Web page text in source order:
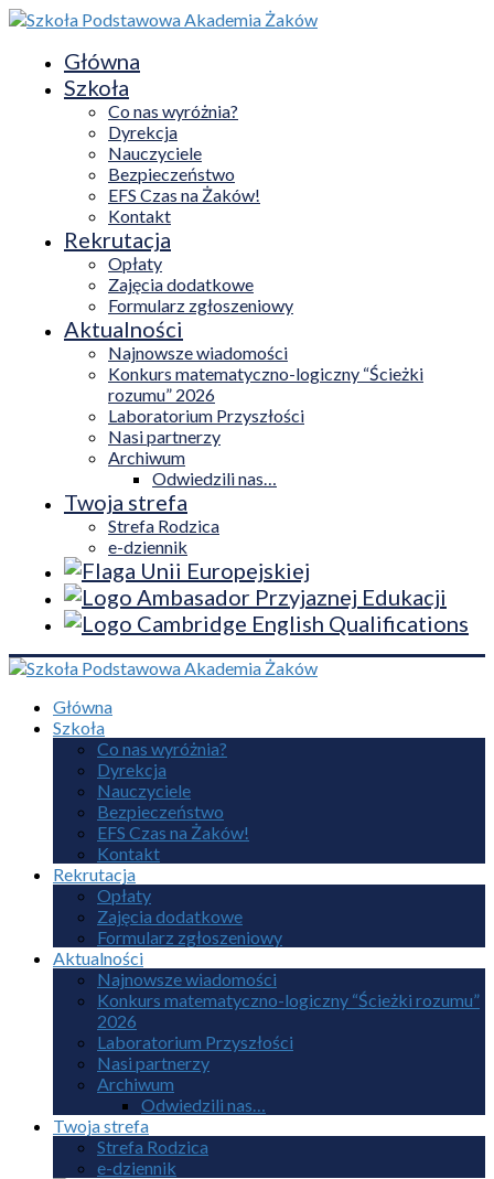
Główna
Szkoła
Co nas wyróżnia?
Dyrekcja
Nauczyciele
Bezpieczeństwo
EFS Czas na Żaków!
Kontakt
Rekrutacja
Opłaty
Zajęcia dodatkowe
Formularz zgłoszeniowy
Aktualności
Najnowsze wiadomości
Konkurs matematyczno-logiczny “Ścieżki
rozumu” 2026
Laboratorium Przyszłości
Nasi partnerzy
Archiwum
Odwiedzili nas…
Twoja strefa
Strefa Rodzica
e-dziennik
Główna
Szkoła
Co nas wyróżnia?
Dyrekcja
Nauczyciele
Bezpieczeństwo
EFS Czas na Żaków!
Kontakt
Rekrutacja
Opłaty
Zajęcia dodatkowe
Formularz zgłoszeniowy
Aktualności
Najnowsze wiadomości
Konkurs matematyczno-logiczny “Ścieżki rozumu”
2026
Laboratorium Przyszłości
Nasi partnerzy
Archiwum
Odwiedzili nas…
Twoja strefa
Strefa Rodzica
e-dziennik